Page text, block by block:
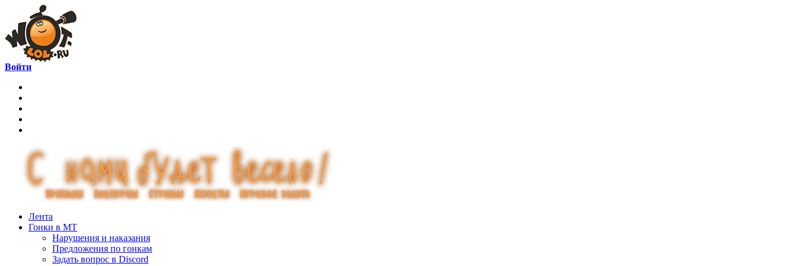
Войти
Лента
Гонки в МТ
Нарушения и наказания
Предложения по гонкам
Задать вопрос в Discord